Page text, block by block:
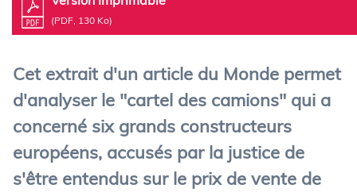
(PDF, 130 Ko)
Cet extrait d'un article du Monde permet
d'analyser le "cartel des camions" qui a
concerné six grands constructeurs
européens, accusés par la justice de
s'être entendus sur le prix de vente de